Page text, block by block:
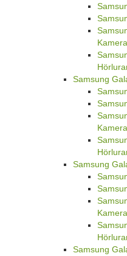
Samsung
Samsung
Samsung